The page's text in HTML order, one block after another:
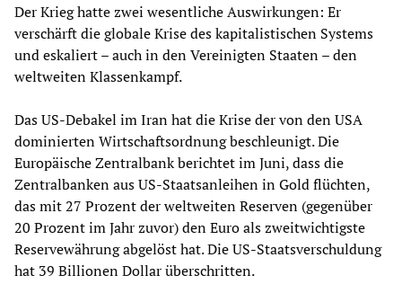
Der Krieg hatte zwei wesentliche Auswirkungen: Er
verschärft die globale Krise des kapitalistischen Systems
und eskaliert – auch in den Vereinigten Staaten – den
weltweiten Klassenkampf.
Das US-Debakel im Iran hat die Krise der von den USA
dominierten Wirtschaftsordnung beschleunigt. Die
Europäische Zentralbank berichtet im Juni, dass die
Zentralbanken aus US-Staatsanleihen in Gold flüchten,
das mit 27 Prozent der weltweiten Reserven (gegenüber
20 Prozent im Jahr zuvor) den Euro als zweitwichtigste
Reservewährung abgelöst hat. Die US-Staatsverschuldung
hat 39 Billionen Dollar überschritten.